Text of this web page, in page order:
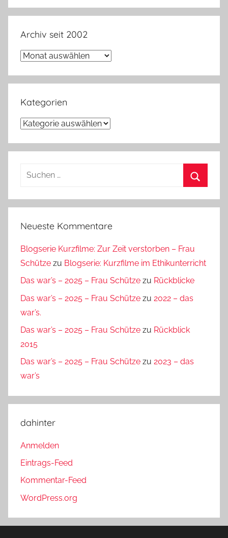
Archiv seit 2002
Archiv
2002
Kategorien
Kategorien
Suchen
Neueste Kommentare
Blogserie Kurzfilme: Zur Zeit verstorben – Frau
Schütze zu Blogserie: Kurzfilme im Ethikunterricht
Das war’s – 2025 – Frau Schütze zu Rückblicke
Das war’s – 2025 – Frau Schütze zu 2022 – das
war’s.
Das war’s – 2025 – Frau Schütze zu Rückblick
2015
Das war’s – 2025 – Frau Schütze zu 2023 – das
war’s
dahinter
Anmelden
Eintrags-Feed
Kommentar-Feed
WordPress.org